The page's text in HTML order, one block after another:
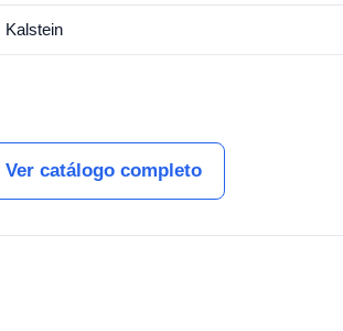
Kalstein
Ver catálogo completo